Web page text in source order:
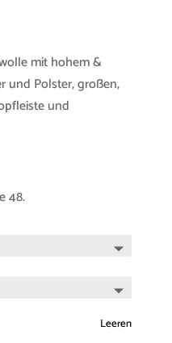
mit hohem &
und Polster, großen,
und
48.
Leeren